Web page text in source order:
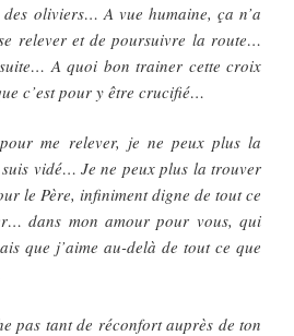
oliviers… A vue humaine, ça n’a
relever et de poursuivre la route…
A quoi bon trainer cette croix
c’est pour y être crucifié…
me relever, je ne peux plus la
vidé… Je ne peux plus la trouver
le Père, infiniment digne de tout ce
dans mon amour pour vous, qui
que j’aime au-delà de tout ce que
pas tant de réconfort auprès de ton